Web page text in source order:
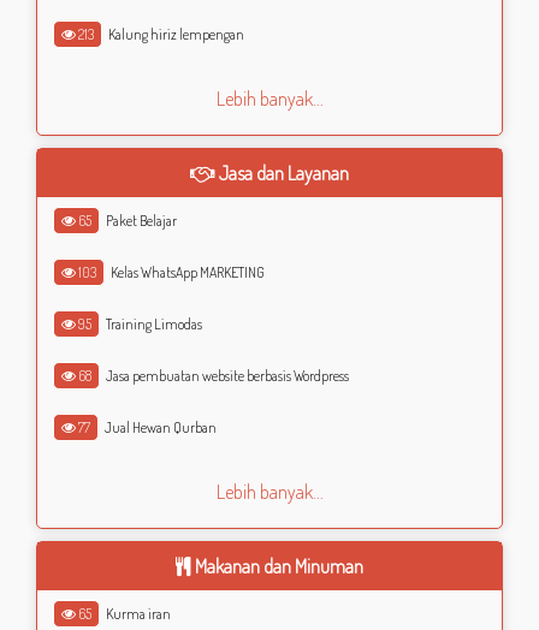
213 Kalung hiriz lempengan
Lebih banyak...
Jasa dan Layanan
65 Paket Belajar
103 Kelas WhatsApp MARKETING
95 Training Limodas
68 Jasa pembuatan website berbasis Wordpress
77 Jual Hewan Qurban
Lebih banyak...
Makanan dan Minuman
65 Kurma iran